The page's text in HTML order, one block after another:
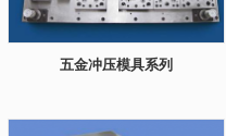
五金冲压模具系列